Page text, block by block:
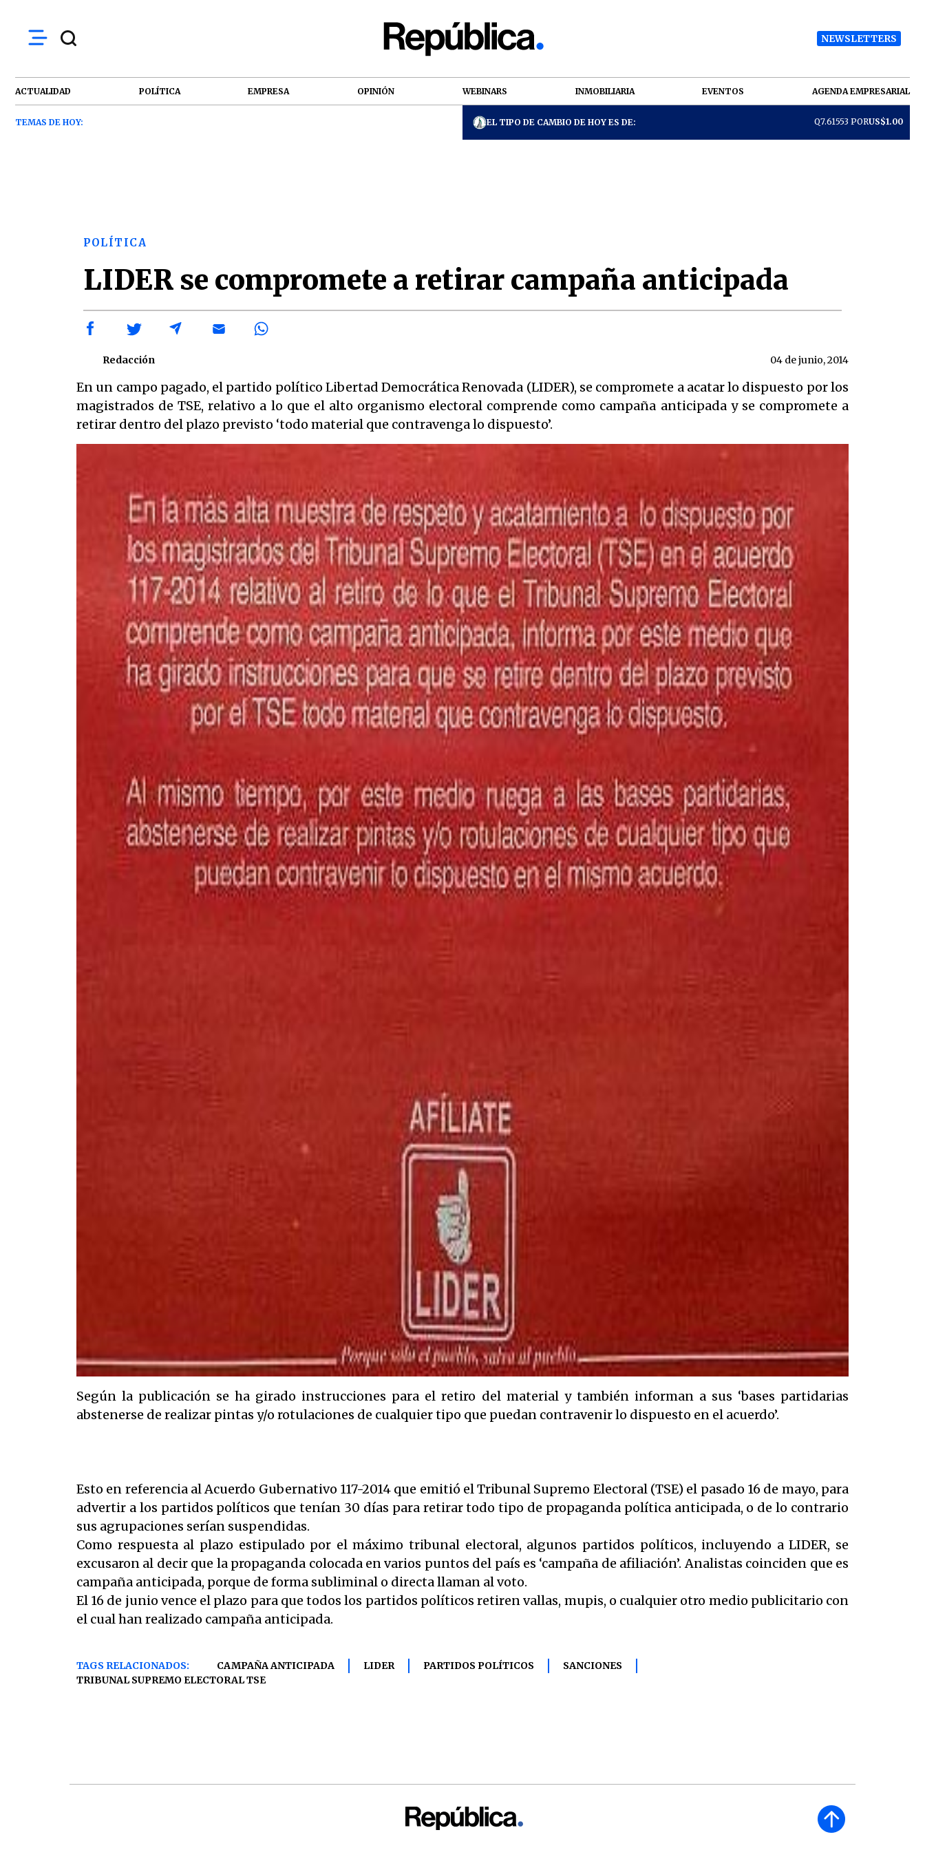
NEWSLETTERS
ACTUALIDAD POLÍTICA EMPRESA OPINIÓN WEBINARS INMOBILIARIA EVENTOS AGENDA EMPRESARIAL
TEMAS DE HOY: EL TIPO DE CAMBIO DE HOY ES DE: Q7.61553 PORUS$1.00
POLÍTICA
LIDER se compromete a retirar campaña anticipada
Redacción 04 de junio, 2014
En un campo pagado, el partido político Libertad Democrática Renovada (LIDER), se compromete a acatar lo dispuesto por los
magistrados de TSE, relativo a lo que el alto organismo electoral comprende como campaña anticipada y se compromete a
retirar dentro del plazo previsto ‘todo material que contravenga lo dispuesto’.
Según la publicación se ha girado instrucciones para el retiro del material y también informan a sus ‘bases partidarias
abstenerse de realizar pintas y/o rotulaciones de cualquier tipo que puedan contravenir lo dispuesto en el acuerdo’.
Esto en referencia al Acuerdo Gubernativo 117-2014 que emitió el Tribunal Supremo Electoral (TSE) el pasado 16 de mayo, para
advertir a los partidos políticos que tenían 30 días para retirar todo tipo de propaganda política anticipada, o de lo contrario
sus agrupaciones serían suspendidas.
Como respuesta al plazo estipulado por el máximo tribunal electoral, algunos partidos políticos, incluyendo a LIDER, se
excusaron al decir que la propaganda colocada en varios puntos del país es ‘campaña de afiliación’. Analistas coinciden que es
campaña anticipada, porque de forma subliminal o directa llaman al voto.
El 16 de junio vence el plazo para que todos los partidos políticos retiren vallas, mupis, o cualquier otro medio publicitario con
el cual han realizado campaña anticipada.
TAGS RELACIONADOS: CAMPAÑA ANTICIPADA LIDER PARTIDOS POLÍTICOS
SANCIONES
TRIBUNAL SUPREMO ELECTORAL TSE